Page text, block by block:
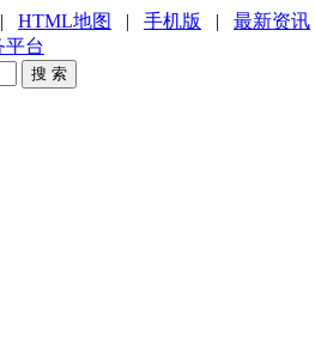
HTML地图 | 手机版 | 最新资讯
搜 索